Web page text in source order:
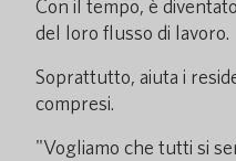
Con il tempo, è
del loro flusso di lavoro.
Soprattutto, aiuta i
compresi.
"Vogliamo che tutti si